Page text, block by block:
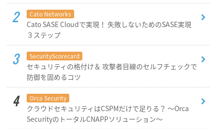
Cato Networks
Cato SASE Cloudで実現！ 失敗しないためのSASE実現
３ステップ
SecurityScorecard
セキュリティの格付け＆ 攻撃者目線のセルフチェックで
防御を固めるコツ
Orca Security
クラウドセキュリティはCSPMだけで足りる？ ～Orca
SecurityのトータルCNAPPソリューション～